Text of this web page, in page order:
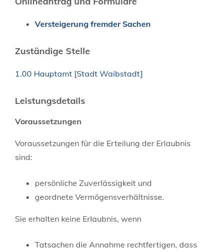
Versteigerung fremder Sachen
Zuständige Stelle
1.00 Hauptamt [Stadt Waibstadt]
Leistungsdetails
Voraussetzungen
Voraussetzungen für die Erteilung der Erlaubnis
sind:
persönliche Zuverlässigkeit und
geordnete Vermögensverhältnisse.
Sie erhalten keine Erlaubnis, wenn
Tatsachen die Annahme rechtfertigen, dass